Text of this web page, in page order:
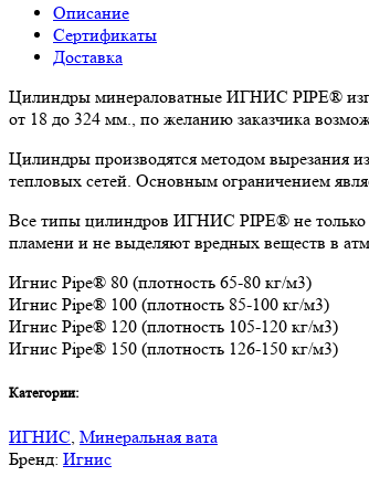
Описание
Сертификаты
Доставка
Цилиндры минераловатные ИГНИС PIPE®
от 18 до 324 мм., по желанию заказчика
Цилиндры производятся методом вырезания
тепловых сетей. Основным ограничением
Все типы цилиндров ИГНИС PIPE® не только
пламени и не выделяют вредных веществ в
Игнис Pipe® 80 (плотность 65-80 кг/м3)
Игнис Pipe® 100 (плотность 85-100 кг/м3)
Игнис Pipe® 120 (плотность 105-120 кг/м3)
Игнис Pipe® 150 (плотность 126-150 кг/м3)
Категории:
ИГНИС, Минеральная вата
Бренд: Игнис